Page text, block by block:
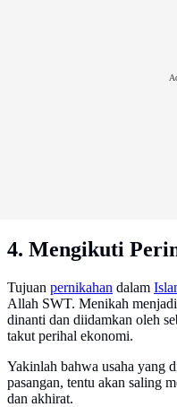
4. Mengikuti
Tujuan pernikahan dalam
Allah SWT. Menikah
dinanti dan diidamkan oleh
takut perihal ekonomi.
Yakinlah bahwa usaha yang
pasangan, tentu akan saling
dan akhirat.